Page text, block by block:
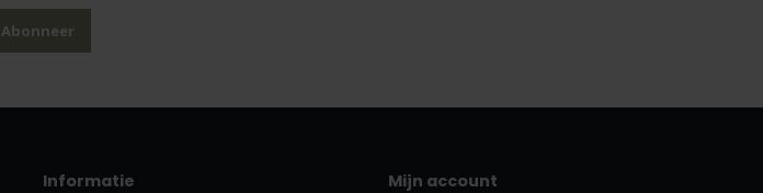
Abonneer
Informatie Mijn account